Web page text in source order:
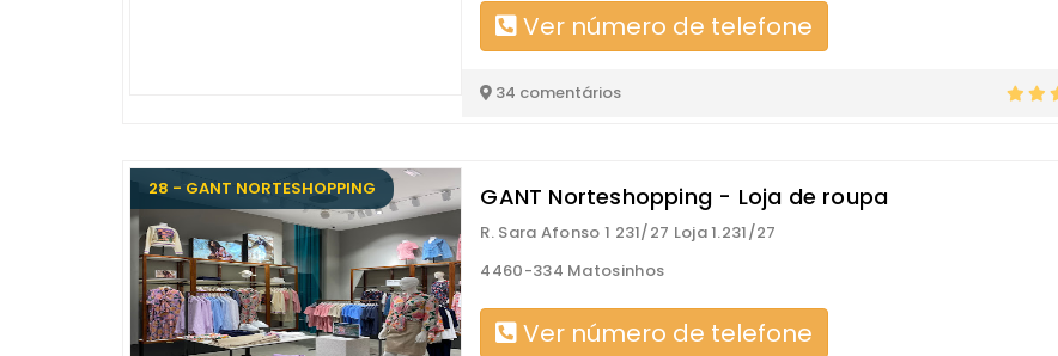
Ver número de telefone
34 comentários
28 - GANT NORTESHOPPING GANT Norteshopping - Loja de roupa
R. Sara Afonso 1 231/27 Loja 1.231/27
4460-334 Matosinhos
Ver número de telefone